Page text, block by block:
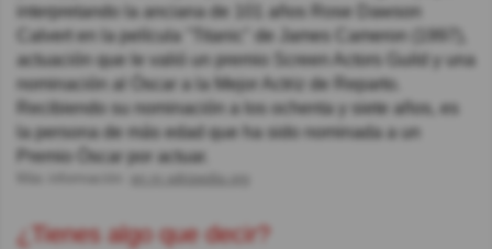
interpretando la anciana de 101 años Rose Dawson
Calvert en la película "Titanic" de James Cameron (1997),
actuación que le valió un premio Screen Actors Guild y una
nominación al Óscar a la Mejor Actriz de Reparto.
Recibiendo su nominación a los ochenta y siete años, es
la persona de más edad que ha sido nominada a un
Premio Óscar por actuar.
en.m.wikipedia.org
¿Tienes algo que decir?